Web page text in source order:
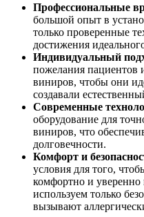
Профессиональные
большой опыт в
только проверенные
достижения
Индивидуальный
пожелания пациентов
виниров, чтобы они
создавали
Современные
оборудование для
виниров, что
долговечности.
Комфорт и
условия для того,
комфортно и
используем только
вызывают